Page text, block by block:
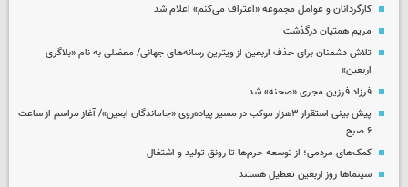
کارگردانان و عوامل مجموعه «اعتراف می‌کنم» اعلام شد
مریم همتیان درگذشت
تلاش دشمنان برای حذف اربعین از ویترین رسانه‌های جهانی/ معضلی به نام «بلاگری
اربعین»
فرزاد فرزین مجری «صحنه» شد
پیش بینی استقرار ۳هزار موکب در مسیر پیاده‌روی «جاماندگان ابعین»/ آغاز مراسم از ساعت
۶ صبح
کمک‌های مردمی؛ از توسعه حرم‌ها تا رونق تولید و اشتغال
سینماها روز اربعین تعطیل هستند